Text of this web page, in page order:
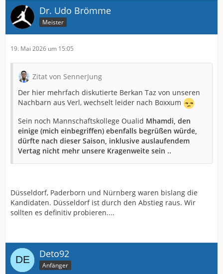
Dr. Udo Brömme
Meister
19. Mai 2026 um 15:05
Zitat von SennerJung
Der hier mehrfach diskutierte Berkan Taz von unseren
Nachbarn aus Verl, wechselt leider nach Boxxum
Sein noch Mannschaftskollege Oualid Mhamdi, den
einige (mich einbegriffen) ebenfalls begrüßen würde,
dürfte nach dieser Saison, inklusive auslaufendem
Vertag nicht mehr unsere Kragenweite sein ..
Düsseldorf, Paderborn und Nürnberg waren bislang die
Kandidaten. Düsseldorf ist durch den Abstieg raus. Wir
sollten es definitiv probieren....
Deto92
Anfänger